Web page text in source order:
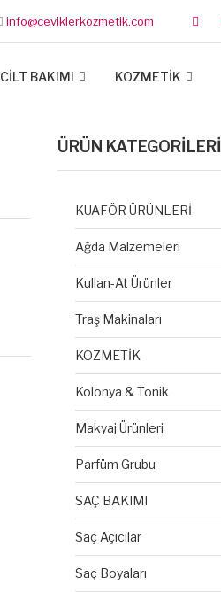
info@ceviklerkozmetik.com
CİLT BAKIMI KOZMETİK
ÜRÜN KATEGORİLERİ
KUAFÖR ÜRÜNLERİ
Ağda Malzemeleri
Kullan-At Ürünler
Traş Makinaları
KOZMETİK
Kolonya & Tonik
Makyaj Ürünleri
Parfüm Grubu
SAÇ BAKIMI
Saç Açıcılar
Saç Boyaları